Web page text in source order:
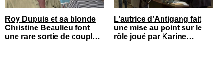
Roy Dupuis et sa blonde
Christine Beaulieu font
une rare sortie de couple
L’autrice d’Antigang fait
une mise au point sur le
rôle joué par Karine